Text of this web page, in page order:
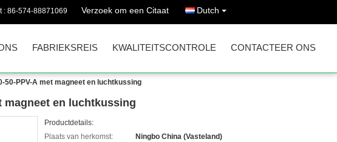
: 86-574-88871069 Verzoek om een Citaat Dutch
FABRIEKSREIS KWALITEITSCONTROLE CONTACTEER ONS
50-PPV-A met magneet en luchtkussing
magneet en luchtkussing
Productdetails:
Plaats van herkomst:
Ningbo China (Vasteland)